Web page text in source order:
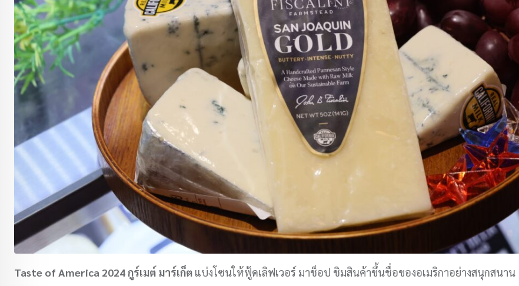
Taste of America 2024กูร์เมต์ มาร์เก็ต แบ่งโซนให้ฟู้ดเลิฟเวอร์ มาช็อป ชิมสินค้าขึ้นชื่อของอเมริกาอย่างสนุกสนาน